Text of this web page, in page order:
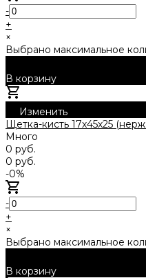
-
+
×
Выбрано максимальное
В корзину
Изменить
Щетка-кисть 17х45х25
Много
0 руб.
0 руб.
-0%
-
+
×
Выбрано максимальное
В корзину